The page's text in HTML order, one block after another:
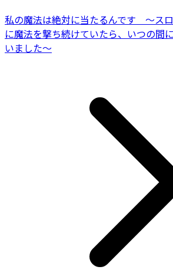
私の魔法は絶対に当たるんです ～ス
に魔法を撃ち続けていたら、いつの間
いました～